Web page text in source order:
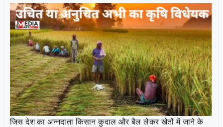
जिस देश का अन्नदाता किसान कुदाल और बैल लेकर खेतों में जाने के